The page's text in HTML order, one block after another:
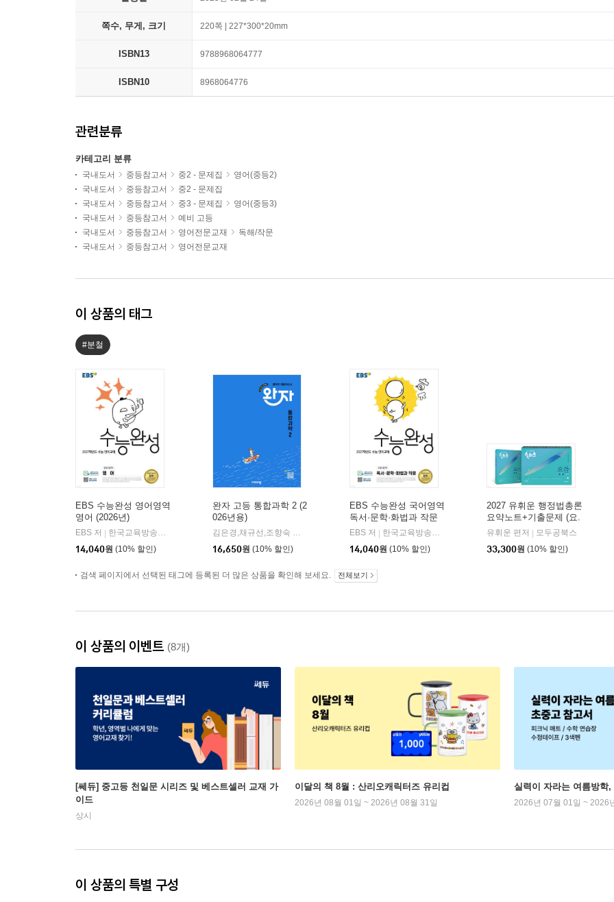
쪽수, 무게, 크기 220쪽 | 227*300*20mm
ISBN13 9788968064777
ISBN10 8968064776
관련분류
카테고리 분류
국내도서 중등참고서 중2 - 문제집
영어(중등2)
국내도서
중등참고서
중2 - 문제집
국내도서
중등참고서 중3 - 문제집
영어(중등3)
국내도서
중등참고서
예비 고등
국내도서
중등참고서 영어전문교재
독해/작문
국내도서
중등참고서 영어전문교재
이 상품의 태그
#분철
EBS 수능완성 영어영역
영어 (2026년)
EBS 저
한국교육방송공사
14,040원 (10% 할인)
완자 고등 통합과학 2 (2
026년용)
김은경,채규선,조향숙 등저
16,650원 (10% 할인)
EBS 수능완성 국어영역
독서·문학·화법과 작문
(2026년)
EBS 저
한국교육방송공사
14,040원 (10% 할인)
2027 유휘운 행정법총론
요약노트+기출문제 (요.
플.)
유휘운 편저
모두공북스
33,300원 (10% 할인)
검색 페이지에서 선택된 태그에 등록된 더 많은 상품을 확인해 보세요. 전체보기
이 상품의 이벤트 (8개)
[쎄듀] 중고등 천일문 시리즈 및 베스트셀러 교재 가
이드
상시
이달의 책 8월 : 산리오캐릭터즈 유리컵
2026년 08월 01일 ~ 2026년 08월 31일
실력이 자라는 여름방학
2026년 07월 01일 ~ 2026
이 상품의 특별 구성